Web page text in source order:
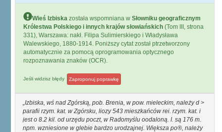
Wieś Izbiska została wspomniana w Słowniku geograficznym
Królestwa Polskiego i innych krajów słowiańskich (Tom III, strona
331), Warszawa: nakł. Filipa Sulimierskiego i Władysława
Walewskiego, 1880-1914. Poniższy cytat został ptrzetworzony
automatycznie za pomocą oprogramowania optycznego
rozpoznawania znaków (OCR).
Jeśli widzisz błędy Zaproponuj poprawkę
Izbiska, wś nad Zgórską, pob. Brenia, w pow. mieleckim, należy d >
parafii rzym. kat. w Zgórsku, liozy 543 mieszkańców rei. rzym. kat. i
jest o 8.2 kil. od urzędu poczt, w Radomyślu oodaloną. I. są 176 m.
npm. wzniesione w glebie bardzo urodzajnej. Większa po®, należy